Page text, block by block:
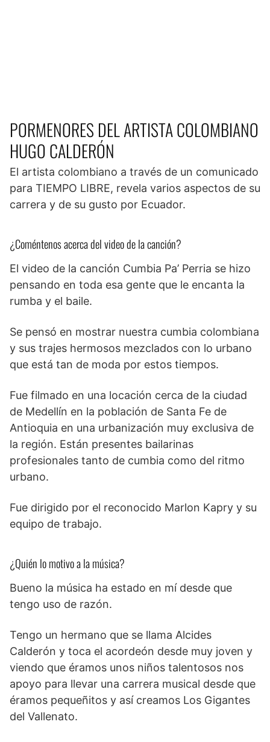
PORMENORES DEL ARTISTA COLOMBIANO
HUGO CALDERÓN
El artista colombiano a través de un comunicado
para TIEMPO LIBRE, revela varios aspectos de su
carrera y de su gusto por Ecuador.
¿Coméntenos acerca del video de la canción?
El video de la canción Cumbia Pa’ Perria se hizo
pensando en toda esa gente que le encanta la
rumba y el baile.
Se pensó en mostrar nuestra cumbia colombiana
y sus trajes hermosos mezclados con lo urbano
que está tan de moda por estos tiempos.
Fue filmado en una locación cerca de la ciudad
de Medellín en la población de Santa Fe de
Antioquia en una urbanización muy exclusiva de
la región. Están presentes bailarinas
profesionales tanto de cumbia como del ritmo
urbano.
Fue dirigido por el reconocido Marlon Kapry y su
equipo de trabajo.
¿Quién lo motivo a la música?
Bueno la música ha estado en mí desde que
tengo uso de razón.
Tengo un hermano que se llama Alcides
Calderón y toca el acordeón desde muy joven y
viendo que éramos unos niños talentosos nos
apoyo para llevar una carrera musical desde que
éramos pequeñitos y así creamos Los Gigantes
del Vallenato.